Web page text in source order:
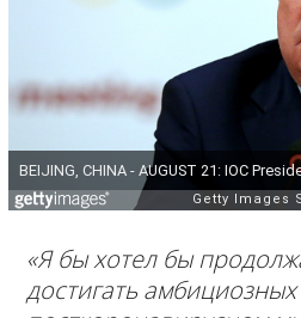
«Я бы хотел бы
достигать